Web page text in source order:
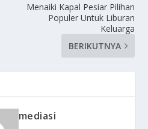
Menaiki Kapal Pesiar Pilihan
Populer Untuk Liburan
Keluarga
BERIKUTNYA
mediasi